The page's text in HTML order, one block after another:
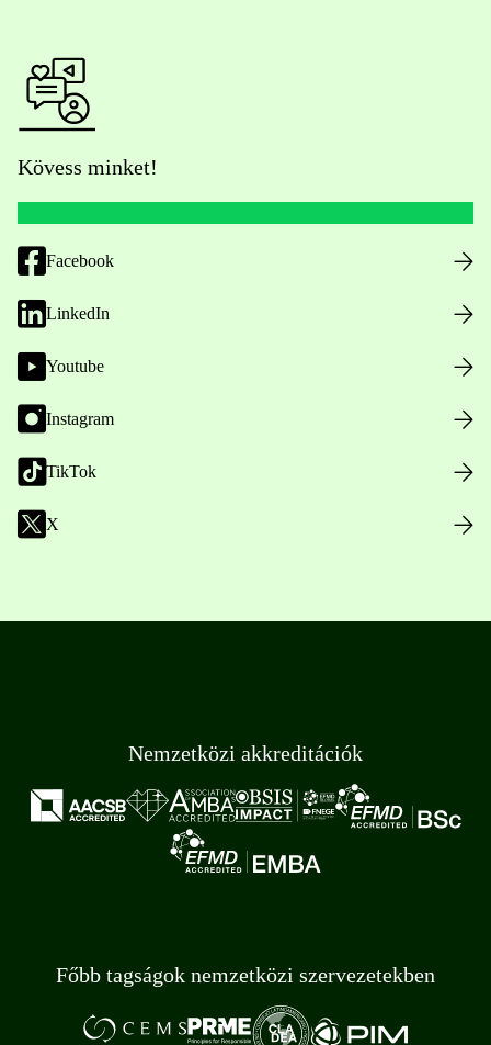
Kövess minket!
Facebook
LinkedIn
Youtube
Instagram
TikTok
X
Nemzetközi akkreditációk
Főbb tagságok nemzetközi szervezetekben